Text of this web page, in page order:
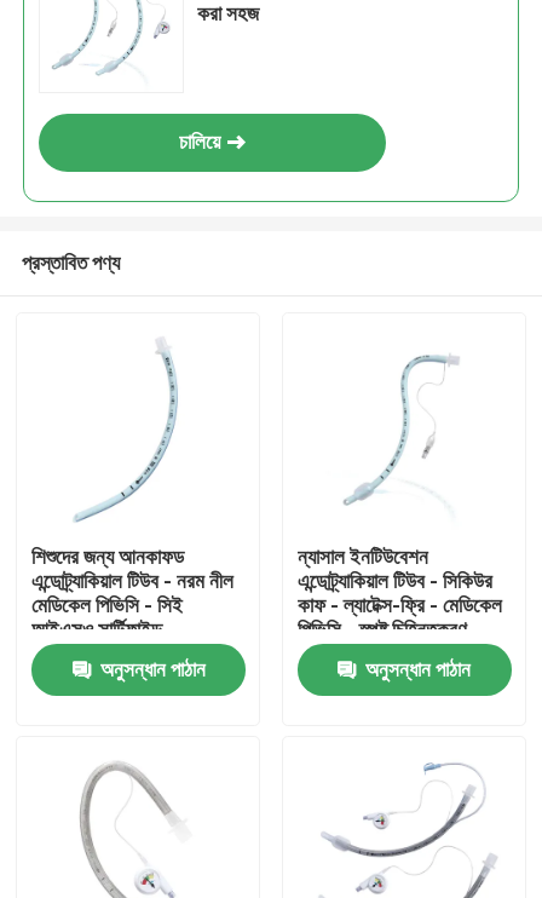
VR প্রদর্শন
করা সহজ
চালিয়ে
প্রস্তাবিত পণ্য
শিশুদের জন্য আনকাফড
এন্ডোট্র্যাকিয়াল টিউব - নরম নীল
মেডিকেল পিভিসি - সিই
আইএসও সার্টিফাইড
অনুসন্ধান পাঠান
ন্যাসাল ইনটিউবেশন
এন্ডোট্র্যাকিয়াল টিউব - সিকিউর
কাফ - ল্যাটেক্স-ফ্রি - মেডিকেল
পিভিসি - স্পষ্ট চিহ্নিতকরণ
অনুসন্ধান পাঠান